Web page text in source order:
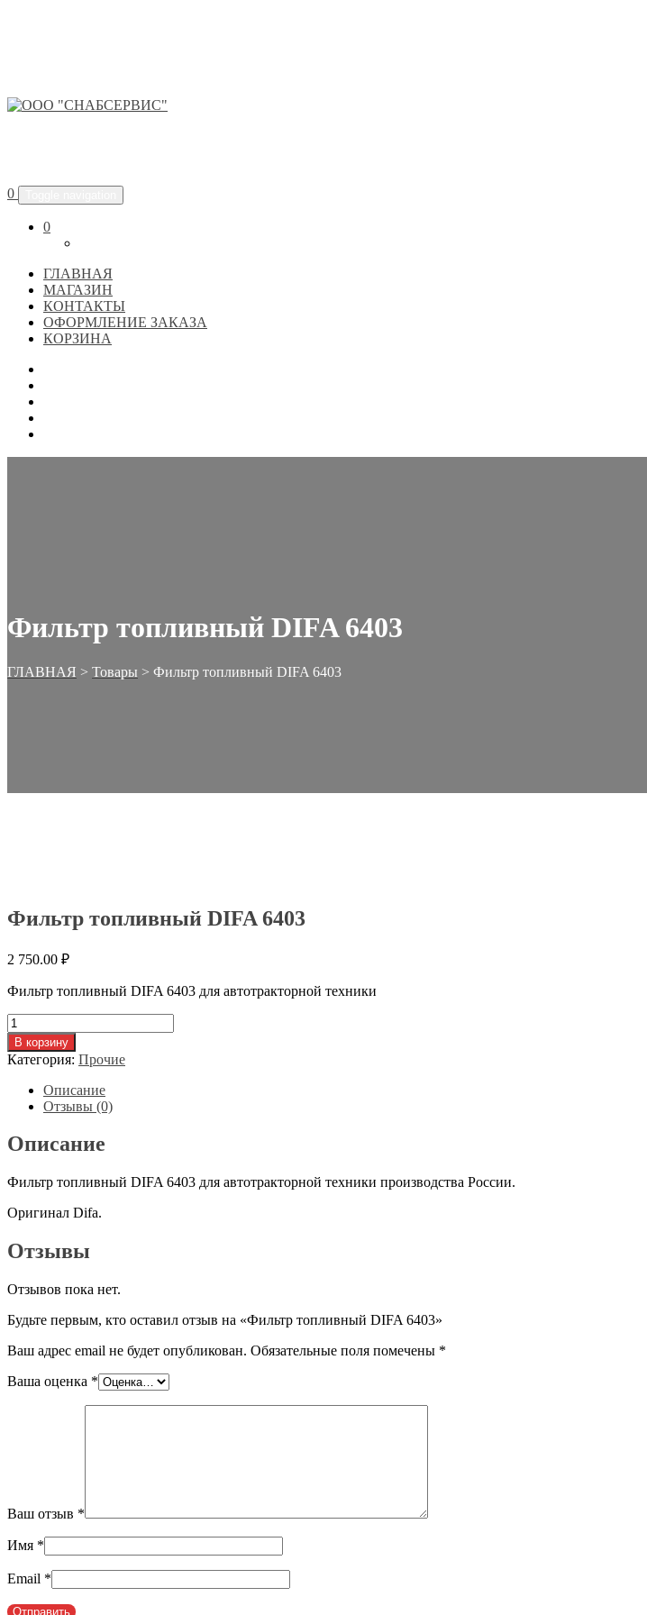
0
0
ГЛАВНАЯ
МАГАЗИН
КОНТАКТЫ
ОФОРМЛЕНИЕ ЗАКАЗА
КОРЗИНА
Фильтр топливный DIFA 6403
ГЛАВНАЯ > Товары > Фильтр топливный DIFA 6403
Фильтр топливный DIFA 6403
2 750.00 ₽
Фильтр топливный DIFA 6403 для автотракторной техники
Количество
товара
Фильтр
топливный
DIFA
6403
В корзину
Категория: Прочие
Описание
Отзывы (0)
Описание
Фильтр топливный DIFA 6403 для автотракторной техники производства России.
Оригинал Difa.
Отзывы
Отзывов пока нет.
Будьте первым, кто оставил отзыв на «Фильтр топливный DIFA 6403»
Ваш адрес email не будет опубликован. Обязательные поля помечены *
Ваша оценка *
Ваш отзыв *
Имя *
Email *